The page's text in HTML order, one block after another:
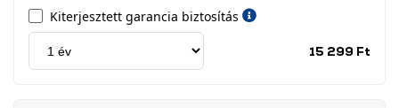
Kiterjesztett garancia biztosítás
15 299 Ft